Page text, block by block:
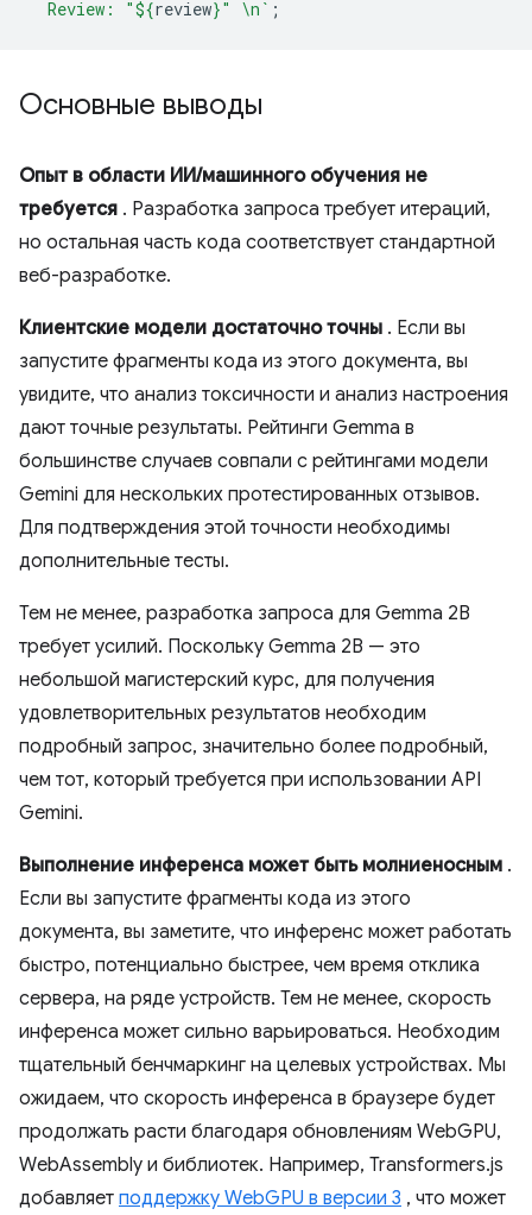
  Review: "
${review}" \n` ;
Основные выводы
Опыт в области ИИ/машинного обучения не
требуется . Разработка запроса требует итераций,
но остальная часть кода соответствует стандартной
веб-разработке.
Клиентские модели достаточно точны . Если вы
запустите фрагменты кода из этого документа, вы
увидите, что анализ токсичности и анализ настроения
дают точные результаты. Рейтинги Gemma в
большинстве случаев совпали с рейтингами модели
Gemini для нескольких протестированных отзывов.
Для подтверждения этой точности необходимы
дополнительные тесты.
Тем не менее, разработка запроса для Gemma 2B
требует усилий. Поскольку Gemma 2B — это
небольшой магистерский курс, для получения
удовлетворительных результатов необходим
подробный запрос, значительно более подробный,
чем тот, который требуется при использовании API
Gemini.
Выполнение инференса может быть молниеносным .
Если вы запустите фрагменты кода из этого
документа, вы заметите, что инференс может работать
быстро, потенциально быстрее, чем время отклика
сервера, на ряде устройств. Тем не менее, скорость
инференса может сильно варьироваться. Необходим
тщательный бенчмаркинг на целевых устройствах. Мы
ожидаем, что скорость инференса в браузере будет
продолжать расти благодаря обновлениям WebGPU,
WebAssembly и библиотек. Например, Transformers.js
добавляет поддержку WebGPU в версии 3 , что может